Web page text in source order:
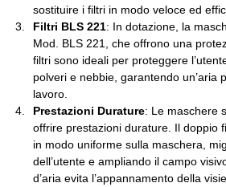
sostituire i filtri in modo veloce ed
Filtri BLS 221: In dotazione, la
Mod. BLS 221, che offrono una
filtri sono ideali per proteggere
polveri e nebbie, garantendo un’aria
lavoro.
Prestazioni Durature: Le maschere
offrire prestazioni durature. Il doppio
in modo uniforme sulla maschera,
dell’utente e ampliando il campo
d’aria evita l’appannamento della